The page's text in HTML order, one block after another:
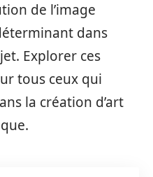
de l’image
dans
Explorer ces
tous ceux qui
la création d’art